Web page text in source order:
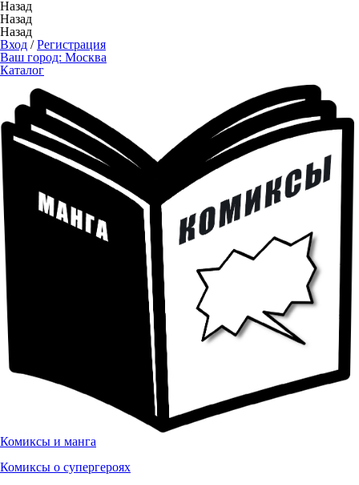
Назад
Назад
Назад
Вход /Регистрация
Ваш город: Москва
Каталог
Комиксы и манга
Комиксы о супергероях